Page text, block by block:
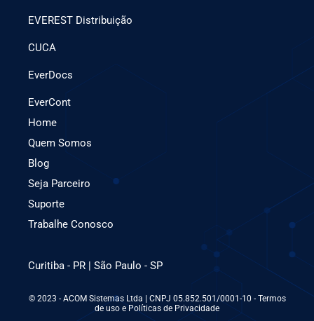
EVEREST Distribuição
CUCA
EverDocs
EverCont
Home
Quem Somos
Blog
Seja Parceiro
Suporte
Trabalhe Conosco
Curitiba - PR | São Paulo - SP
© 2023 - ACOM Sistemas Ltda | CNPJ 05.852.501/0001-10 - Termos
de uso e Políticas de Privacidade